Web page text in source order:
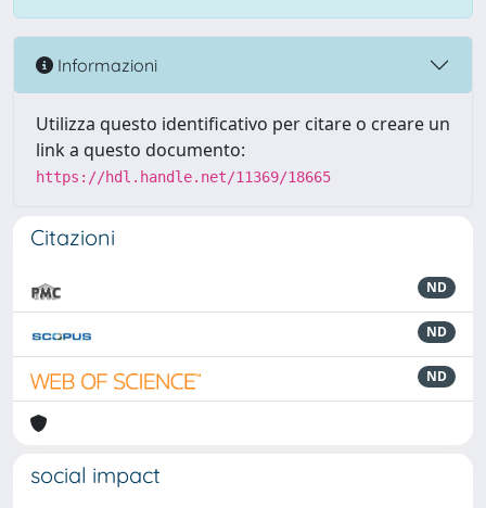
Informazioni
Utilizza questo identificativo per citare o creare un
link a questo documento:
https://hdl.handle.net/11369/18665
Citazioni
ND
ND
ND
social impact